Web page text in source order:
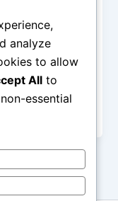
dunia yang
terbaik dari
analyze
to allow
All to
essential